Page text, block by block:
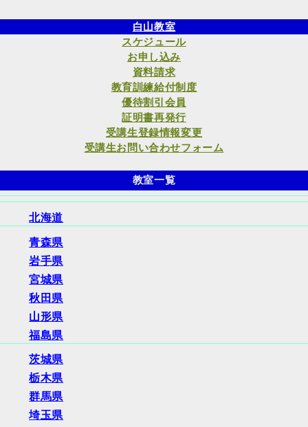
白山教室
スケジュール
お申し込み
資料請求
教育訓練給付制度
優待割引会員
証明書再発行
受講生登録情報変更
受講生お問い合わせフォーム
教室一覧
北海道
青森県
岩手県
宮城県
秋田県
山形県
福島県
茨城県
栃木県
群馬県
埼玉県